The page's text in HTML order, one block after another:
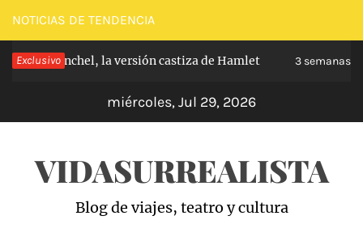
Saltar
al
contenido
NOTICIAS DE TENDENCIA
Exclusivo
Carabanchel, la versión castiza de Hamlet 3 semanas
miércoles, Jul 29, 2026
VIDASURREALISTA
Blog de viajes, teatro y cultura